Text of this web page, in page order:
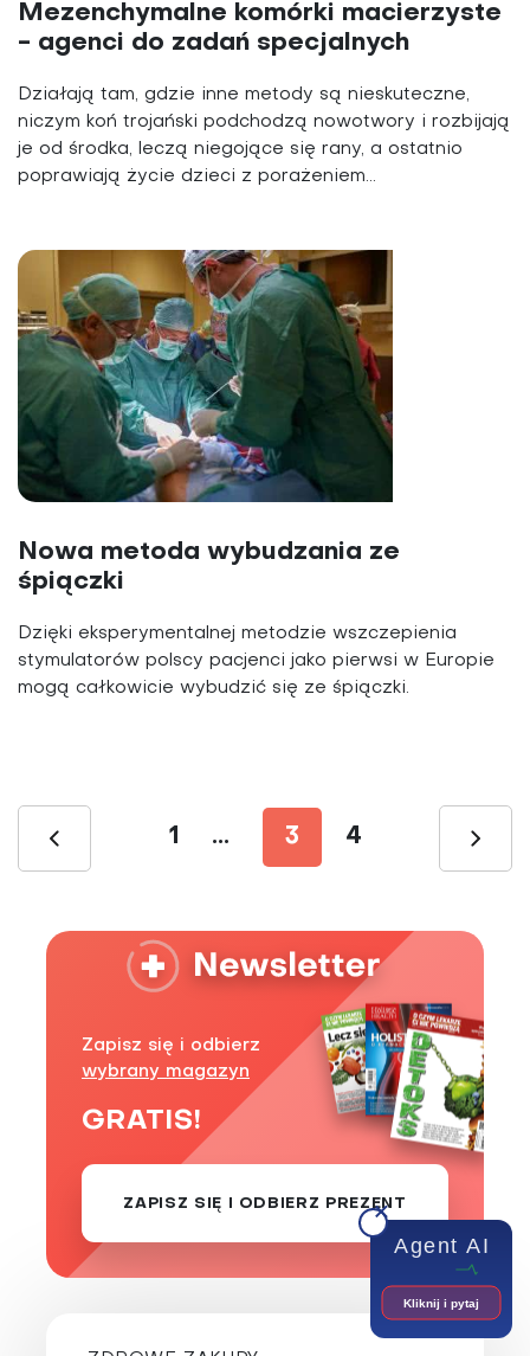
Mezenchymalne komórki macierzyste
- agenci do zadań specjalnych
Działają tam, gdzie inne metody są nieskuteczne,
niczym koń trojański podchodzą nowotwory i rozbijają
je od środka, leczą niegojące się rany, a ostatnio
poprawiają życie dzieci z porażeniem...
Nowa metoda wybudzania ze
śpiączki
Dzięki eksperymentalnej metodzie wszczepienia
stymulatorów polscy pacjenci jako pierwsi w Europie
mogą całkowicie wybudzić się ze śpiączki.
1 ... 3 4
Zapisz się i odbierz
wybrany magazyn
GRATIS!
ZAPISZ SIĘ I ODBIERZ PREZENT
Agent AI
Kliknij i pytaj